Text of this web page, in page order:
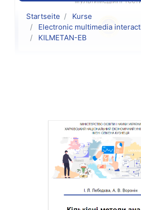
Startseite
Kurse
Electronic multimedia
KILMETAN-ЕВ
Allgemeines